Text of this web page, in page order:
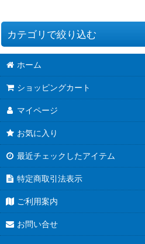
表示数
並び順:
カテゴリで絞り込む
HinagoCreativeQuilling (全商品)
ツール
ホーム
ショッピングカート
マイページ
お気に入り
最近チェックしたアイテム
特定商取引法表示
ご利用案内
お問い合せ